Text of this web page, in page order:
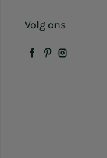
Volg ons
Facebook
Pinterest
Instagram